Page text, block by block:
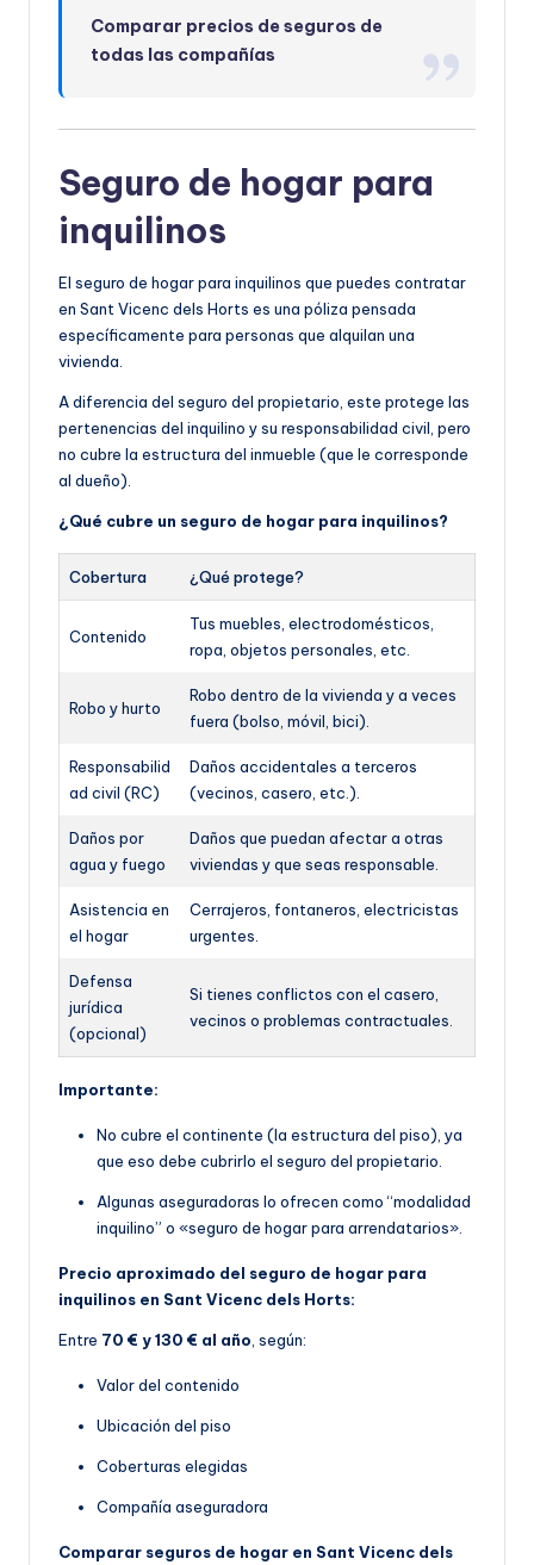
Comparar precios de seguros de
todas las compañías
Seguro de hogar para
inquilinos
El seguro de hogar para inquilinos que puedes contratar
en Sant Vicenc dels Horts es una póliza pensada
específicamente para personas que alquilan una
vivienda.
A diferencia del seguro del propietario, este protege las
pertenencias del inquilino y su responsabilidad civil, pero
no cubre la estructura del inmueble (que le corresponde
al dueño).
¿Qué cubre un seguro de hogar para inquilinos?
Cobertura ¿Qué protege?
Contenido
Tus muebles, electrodomésticos,
ropa, objetos personales, etc.
Robo y hurto
Robo dentro de la vivienda y a veces
fuera (bolso, móvil, bici).
Responsabilid
ad civil (RC)
Daños accidentales a terceros
(vecinos, casero, etc.).
Daños por
agua y fuego
Daños que puedan afectar a otras
viviendas y que seas responsable.
Asistencia en
el hogar
Cerrajeros, fontaneros, electricistas
urgentes.
Defensa
jurídica
(opcional)
Si tienes conflictos con el casero,
vecinos o problemas contractuales.
Importante:
No cubre el continente (la estructura del piso), ya
que eso debe cubrirlo el seguro del propietario.
Algunas aseguradoras lo ofrecen como “modalidad
inquilino” o «seguro de hogar para arrendatarios».
Precio aproximado del seguro de hogar para
inquilinos en Sant Vicenc dels Horts:
Entre 70 € y 130 € al año, según:
Valor del contenido
Ubicación del piso
Coberturas elegidas
Compañía aseguradora
Comparar seguros de hogar en Sant Vicenc dels